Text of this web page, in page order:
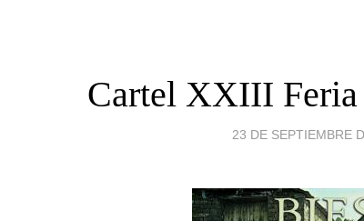
Cartel XXIII Feria
23 DE SEPTIEMBRE